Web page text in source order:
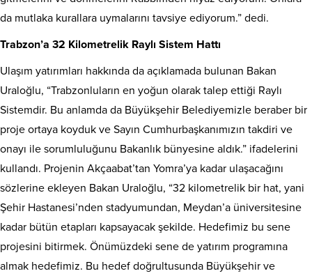
da mutlaka kurallara uymalarını tavsiye ediyorum.” dedi.
Trabzon’a 32 Kilometrelik Raylı Sistem Hattı
Ulaşım yatırımları hakkında da açıklamada bulunan Bakan
Uraloğlu, “Trabzonluların en yoğun olarak talep ettiği Raylı
Sistemdir. Bu anlamda da Büyükşehir Belediyemizle beraber bir
proje ortaya koyduk ve Sayın Cumhurbaşkanımızın takdiri ve
onayı ile sorumluluğunu Bakanlık bünyesine aldık.” ifadelerini
kullandı. Projenin Akçaabat’tan Yomra’ya kadar ulaşacağını
sözlerine ekleyen Bakan Uraloğlu, “32 kilometrelik bir hat, yani
Şehir Hastanesi’nden stadyumundan, Meydan’a üniversitesine
kadar bütün etapları kapsayacak şekilde. Hedefimiz bu sene
projesini bitirmek. Önümüzdeki sene de yatırım programına
almak hedefimiz. Bu hedef doğrultusunda Büyükşehir ve